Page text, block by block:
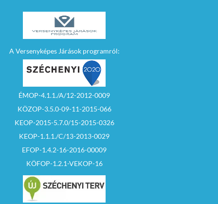
A Versenyképes Járások programról:
ÉMOP-4.1.1./A/12-2012-0009
KÖZOP-3.5.0-09-11-2015-066
KEOP-2015-5.7.0/15-2015-0326
KEOP-1.1.1./C/13-2013-0029
EFOP-1.4.2-16-2016-00009
KÖFOP-1.2.1-VEKOP-16